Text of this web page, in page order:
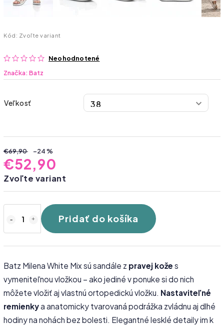
Kód: Zvoľte variant
Neohodnotené
Značka:Batz
Veľkosť
€69,90 –24 %
€52,90
Zvoľte variant
Pridať do košíka
Batz Milena White Mix sú sandále z pravej kože s
vymeniteľnou vložkou – ako jediné v ponuke si do nich
môžete vložiť aj vlastnú ortopedickú vložku. Nastaviteľné
remienkya anatomicky tvarovaná podrážka zvládnu aj dlhé
hodiny na nohách bez bolesti. Elegantné lesklé detaily im k